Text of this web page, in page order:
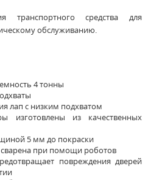
транспортного средства для
обслуживанию.
4 тонны
лап с низким подхватом
изготовлены из качественных
5 мм до покраски
при помощи роботов
повреждения дверей